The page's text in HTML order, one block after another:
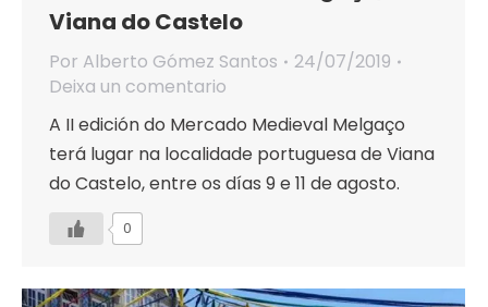
Viana do Castelo
Por Alberto Gómez Santos
24/07/2019
Deixa un comentario
A II edición do Mercado Medieval Melgaço
terá lugar na localidade portuguesa de Viana
do Castelo, entre os días 9 e 11 de agosto.
0